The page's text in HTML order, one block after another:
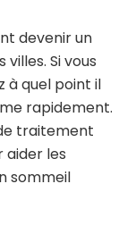
devenir un
Si vous
à quel point il
rapidement.
traitement
aider les
sommeil